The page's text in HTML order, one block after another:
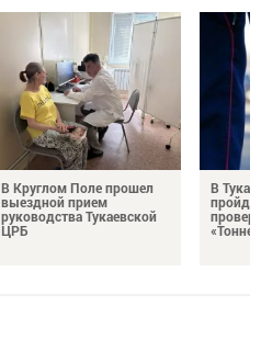
В Круглом Поле прошел
выездной прием
руководства Тукаевской
ЦРБ
В